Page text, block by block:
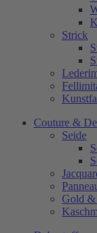
Strick
Couture &
Seide
Gold &